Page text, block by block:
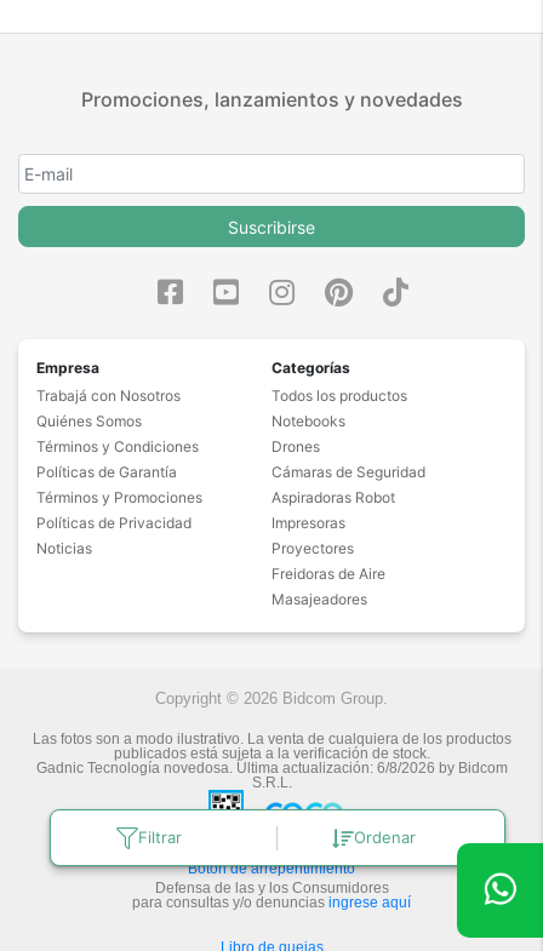
Filtrar Ordenar
Promociones, lanzamientos y novedades
Suscribirse
Empresa
Trabajá con Nosotros
Quiénes Somos
Términos y Condiciones
Políticas de Garantía
Términos y Promociones
Políticas de Privacidad
Noticias
Categorías
Todos los productos
Notebooks
Drones
Cámaras de Seguridad
Aspiradoras Robot
Impresoras
Proyectores
Freidoras de Aire
Masajeadores
Copyright © 2026 Bidcom Group.
Las fotos son a modo ilustrativo. La venta de cualquiera de los productos
publicados está sujeta a la verificación de stock.
Gadnic Tecnología novedosa. Última actualización: 6/8/2026 by Bidcom
S.R.L.
Botón de arrepentimiento
Defensa de las y los Consumidores
para consultas y/o denuncias ingrese aquí
Libro de quejas